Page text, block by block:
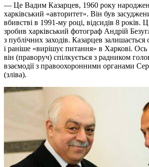
— Це Вадим Казарцев, 1960 року
харківський «авторитет». Він був
вбивстві в 1991-му році, відсидів 8 років.
зробив харківський фотограф Андрій
з публічних заходів. Казарцев
і раніше «вирішує питання» в Харкові.
він (праворуч) спілкується з радником
взаємодії з правоохоронними органами
(зліва).